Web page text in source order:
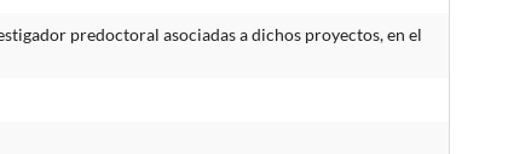
predoctoral asociadas a dichos proyectos, en el